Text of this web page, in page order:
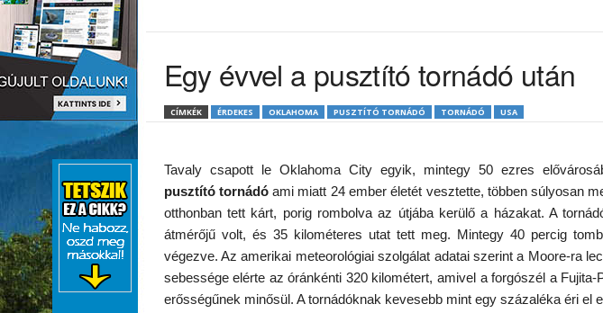
Egy évvel a pusztító tornádó után
CÍMKÉK ÉRDEKES OKLAHOMA PUSZTÍTÓ TORNÁDÓ TORNÁDÓ USA
Tavaly csapott le Oklahoma City egyik, mintegy 50 ezres
pusztító tornádóami miatt 24 ember életét vesztette, többen súlyosan
otthonban tett kárt, porig rombolva az útjába kerülő a házakat. A
átmérőjű volt, és 35 kilométeres utat tett meg. Mintegy 40 percig
végezve. Az amerikai meteorológiai szolgálat adatai szerint a Moore-ra
sebessége elérte az óránkénti 320 kilométert, amivel a forgószél a
erősségűnek minősül. A tornádóknak kevesebb mint egy százaléka éri el